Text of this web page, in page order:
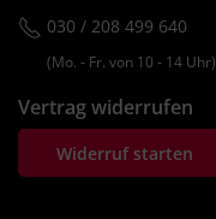
030 / 208 499 640
(Mo. ‐ Fr. von 10 ‐ 14 Uhr)
Vertrag widerrufen
Widerruf starten